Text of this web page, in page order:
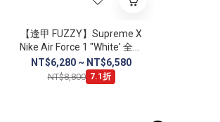
【逢甲 FUZZY】Supreme X
Nike Air Force 1 "White' 全白
紅標 聯名款 CU9225-100
NT$6,280 ~ NT$6,580
NT$8,800 7.1折